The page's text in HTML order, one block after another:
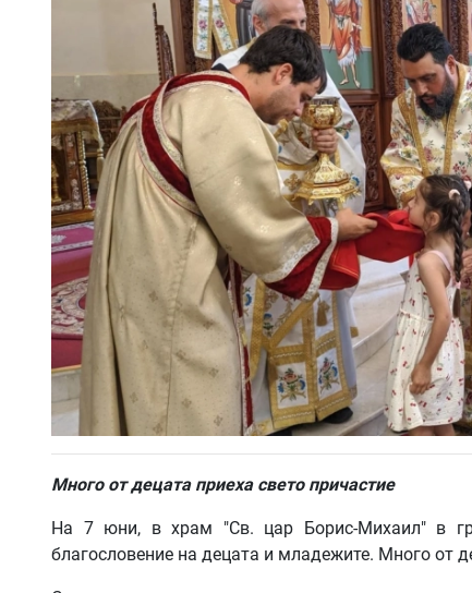
Много от децата приеха свето причастие
На 7 юни, в храм "Св. цар Борис-Михаил" в
благословение на децата и младежите. Много от